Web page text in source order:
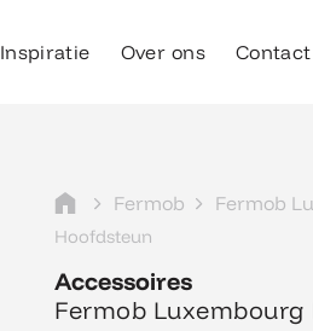
Inspiratie Over ons Contact
Fermob Fermob
Hoofdsteun
Accessoires
Fermob Luxembourg